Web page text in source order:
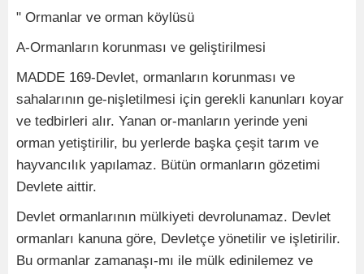
" Ormanlar ve orman köylüsü
A-Ormanların korunması ve geliştirilmesi
MADDE 169-Devlet, ormanların korunması ve
sahalarının ge-nişletilmesi için gerekli kanunları koyar
ve tedbirleri alır. Yanan or-manların yerinde yeni
orman yetiştirilir, bu yerlerde başka çeşit tarım ve
hayvancılık yapılamaz. Bütün ormanların gözetimi
Devlete aittir.
Devlet ormanlarının mülkiyeti devrolunamaz. Devlet
ormanları kanuna göre, Devletçe yönetilir ve işletirilir.
Bu ormanlar zamanaşı-mı ile mülk edinilemez ve